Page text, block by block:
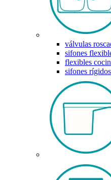
válvulas
sifones
flexibles
sifones